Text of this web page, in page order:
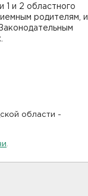
1 и 2 областного
родителям, и
области -